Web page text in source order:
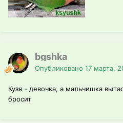
bgshka
Опубликовано 17 марта,
Кузя - девочка, а мальчишка
бросит